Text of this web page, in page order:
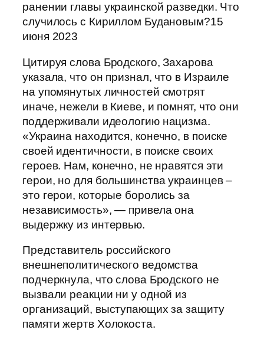
ранении главы украинской разведки. Что
случилось с Кириллом Будановым?15
июня 2023
Цитируя слова Бродского, Захарова
указала, что он признал, что в Израиле
на упомянутых личностей смотрят
иначе, нежели в Киеве, и помнят, что они
поддерживали идеологию нацизма.
«Украина находится, конечно, в поиске
своей идентичности, в поиске своих
героев. Нам, конечно, не нравятся эти
герои, но для большинства украинцев –
это герои, которые боролись за
независимость», — привела она
выдержку из интервью.
Представитель российского
внешнеполитического ведомства
подчеркнула, что слова Бродского не
вызвали реакции ни у одной из
организаций, выступающих за защиту
памяти жертв Холокоста.